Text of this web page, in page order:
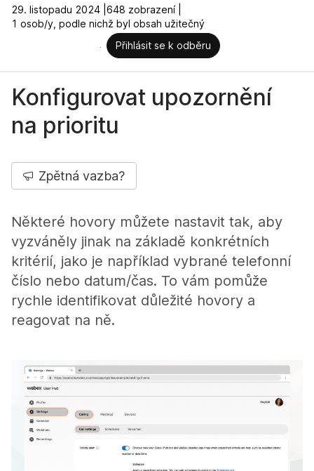
29. listopadu 2024 | 648 zobrazení |
1 osob/y, podle nichž byl obsah užitečný
Přihlásit se k odběru
Konfigurovat upozornění
na prioritu
Zpětná vazba?
Některé hovory můžete nastavit tak, aby
vyzváněly jinak na základě konkrétních
kritérií, jako je například vybrané telefonní
číslo nebo datum/čas. To vám pomůže
rychle identifikovat důležité hovory a
reagovat na ně.